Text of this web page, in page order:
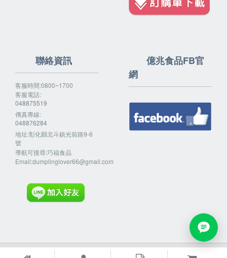
聯絡資訊
客服時間:0800~1700
客服電話:
048875519
傳真專線:
048876284
地址:彰化縣北斗鎮光前路9-6
號
導航可搜尋:巧福食品
Email:dumplinglover66@gmail.com
億兆食品FB官
網